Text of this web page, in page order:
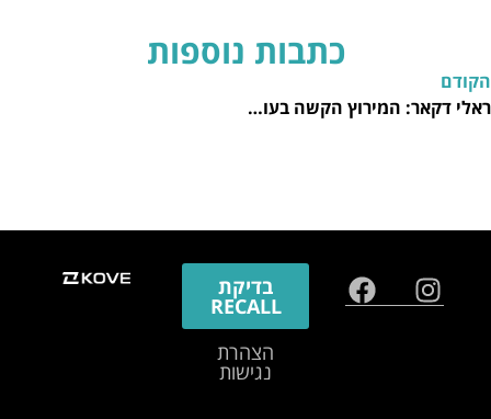
כתבות נוספות
הקודם
ראלי דקאר: המירוץ הקשה בעולם והקשר לאופנוע שלך
בדיקת
RECALL
הצהרת
נגישות